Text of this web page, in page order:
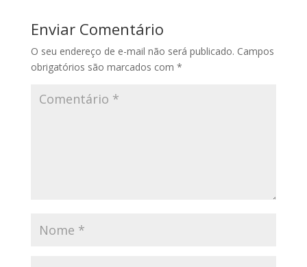
Enviar Comentário
O seu endereço de e-mail não será publicado. Campos
obrigatórios são marcados com *